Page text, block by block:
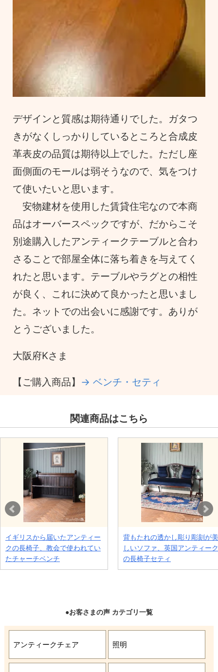
デザインと質感は期待通りでした。ガタつ
きがなくしっかりしているところと合成皮
革表皮の品質は期待以上でした。ただし座
面側面のモールは弱そうなので、気をつけ
て使いたいと思います。
安物建材を使用した賃貸住宅なので本商
品はオーバースペックですが、だからこそ
別途購入したアンティークテーブルと合わ
さることで部屋全体に落ち着きを与えてく
れたと思います。テーブルやラグとの相性
が良く、これに決めて良かったと思いまし
た。ネットでの出会いに感謝です。ありが
とうございました。
大阪府Kさま
【ご購入商品】 → ベンチ・セティ
関連商品はこちら
●お客さまの声 カテゴリ一覧
アンティークチェア 照明